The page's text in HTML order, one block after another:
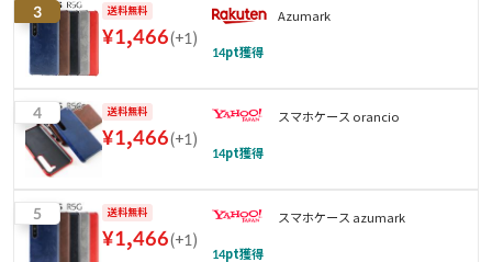
3 送料無料
¥1,466(+1)
Azumark
14pt獲得
4 送料無料
¥1,466(+1)
スマホケース orancio
14pt獲得
5 送料無料
¥1,466(+1)
スマホケース azumark
14pt獲得